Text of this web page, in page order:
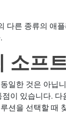
다른 종류의 애
소프
일한 것은 아닙
이 있습니다.
션을 선택할 때